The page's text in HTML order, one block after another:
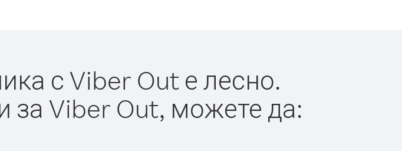
с Viber Out е лесно.
за Viber Out, можете да: